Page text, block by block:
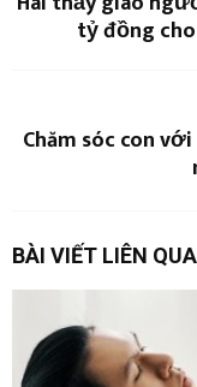
tỷ đồng
Chăm sóc con
BÀI VIẾT LIÊN